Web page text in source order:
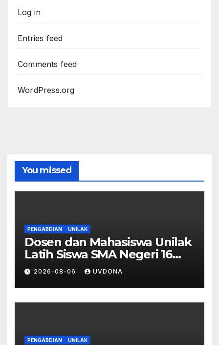
Log in
Entries feed
Comments feed
WordPress.org
You missed
PENGABDIAN UNILAK
Dosen dan Mahasiswa Unilak
Latih Siswa SMA Negeri 16
Pekanbaru Kelola Bisnis
Digital Lewat Affiliate
Marketing dan Aplikasi MOVA
2026-08-06 UVDONA
PENGABDIAN UNILAK